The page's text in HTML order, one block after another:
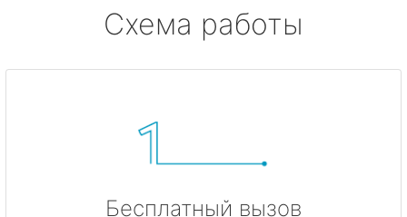
Схема работы
Бесплатный вызов